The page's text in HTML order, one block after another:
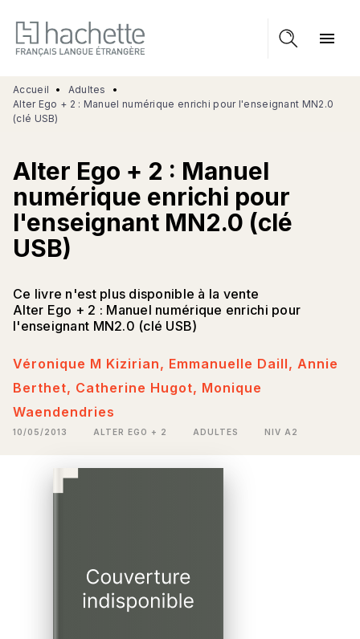
MENU RECHERCHE
CONTENU
PIED DE PAGE
menu
Accueil • Adultes
•
Alter Ego + 2 : Manuel numérique enrichi pour l'enseignant MN2.0
(clé USB)
Alter Ego + 2 : Manuel
numérique enrichi pour
l'enseignant MN2.0 (clé
USB)
Ce livre n'est plus disponible à la vente
Alter Ego + 2 : Manuel numérique enrichi pour
l'enseignant MN2.0 (clé USB)
Véronique M Kizirian, Emmanuelle Daill, Annie
Berthet, Catherine Hugot, Monique
Waendendries
10/05/2013 ALTER EGO + 2 ADULTES NIV A2